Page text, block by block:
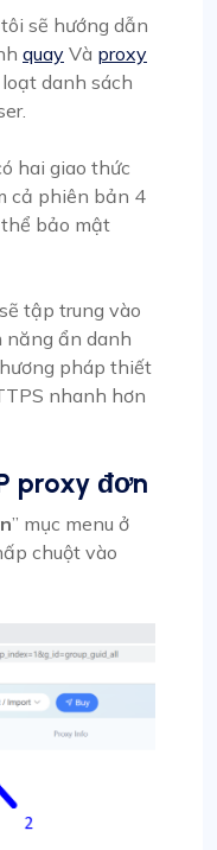
sẽ hướng dẫn
quay Và proxy
danh sách
hai giao thức
cả phiên bản 4
bảo mật
tập trung vào
năng ẩn danh
pháp thiết
nhanh hơn
proxy đơn
” mục menu ở
chuột vào